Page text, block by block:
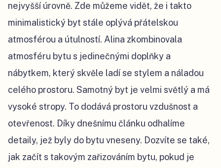
nejvyšší úrovně. Zde můžeme vidět, že i takto
minimalistický byt stále oplývá přátelskou
atmosférou a útulností. Alina zkombinovala
atmosféru bytu s jedinečnými doplňky a
nábytkem, který skvěle ladí se stylem a náladou
celého prostoru. Samotný byt je velmi světlý a má
vysoké stropy. To dodává prostoru vzdušnost a
otevřenost. Díky dnešnímu článku odhalíme
detaily, jež byly do bytu vneseny. Dozvíte se také,
jak začít s takovým zařizováním bytu, pokud je